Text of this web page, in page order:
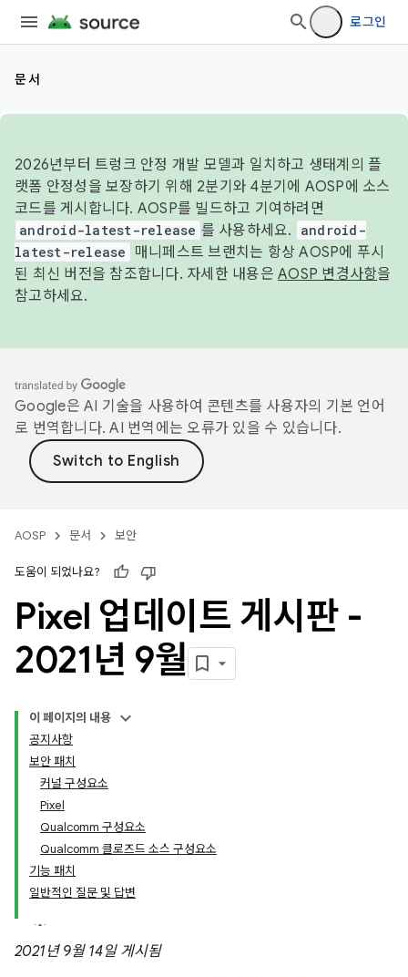
로그인
문서
2026년부터 트렁크 안정 개발 모델과 일치하고 생태계의 플
랫폼 안정성을 보장하기 위해 2분기와 4분기에 AOSP에 소스
코드를 게시합니다. AOSP를 빌드하고 기여하려면
android-latest-release 를 사용하세요.
android-
latest-release
매니페스트 브랜치는 항상 AOSP에 푸시
된 최신 버전을 참조합니다. 자세한 내용은 AOSP 변경사항을
참고하세요.
Google은 AI 기술을 사용하여 콘텐츠를 사용자의 기본 언어
로 번역합니다. AI 번역에는 오류가 있을 수 있습니다.
AOSP 문서 보안
도움이 되었나요?
Pixel 업데이트 게시판 -
2021년 9월
이 페이지의 내용
공지사항
보안 패치
커널 구성요소
Pixel
Qualcomm 구성요소
Qualcomm 클로즈드 소스 구성요소
기능 패치
일반적인 질문 및 답변
2021년 9월 14일 게시됨